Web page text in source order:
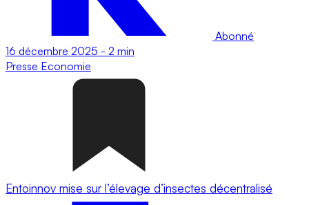
Abonné
16 décembre 2025 - 2 min
Presse Economie
Entoinnov mise sur l’élevage d’insectes décentralisé